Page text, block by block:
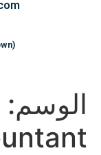
الوسم: